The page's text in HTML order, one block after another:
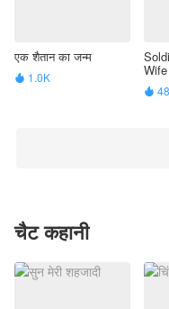
एक शैतान का जन्म
 1.0K Wife

चैट कहानी